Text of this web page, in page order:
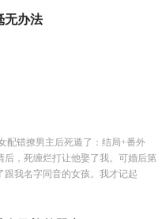
无办法
配错撩男主后死遁了：结局+番外
后，死缠烂打让他娶了我。可婚后第
跟我名字同音的女孩。我才记起